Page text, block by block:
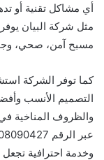
أي مشاكل تقنية أو
مثل شركة البيان
مسبح آمن، صحي،
كما توفر الشركة
التصميم الأنسب
والظروف المناخية
وخدمة احترافية